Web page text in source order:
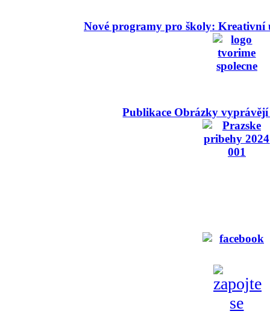
Nové programy pro školy: Kreativní
Publikace Obrázky